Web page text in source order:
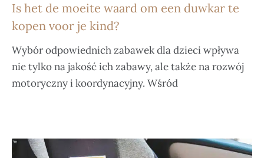
Is het de moeite waard om een duwkar te
kopen voor je kind?
Wybór odpowiednich zabawek dla dzieci wpływa
nie tylko na jakość ich zabawy, ale także na rozwój
motoryczny i koordynacyjny. Wśród